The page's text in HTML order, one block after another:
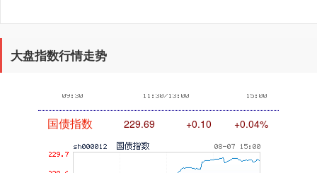
大盘指数行情走势
国债指数 229.69 +0.10 +0.04%